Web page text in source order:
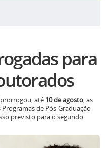
para
até 10 de agosto, as
de Pós-Graduação
previsto para o segundo